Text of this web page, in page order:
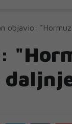
objavio: